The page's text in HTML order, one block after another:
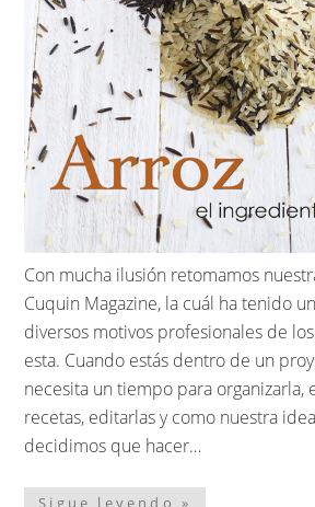
Con mucha ilusión retomamos
Cuquin Magazine, la cuál ha tenido
diversos motivos profesionales de
esta. Cuando estás dentro de un
necesita un tiempo para organizarla,
recetas, editarlas y como nuestra
decidimos que hacer…
Sigue leyendo »